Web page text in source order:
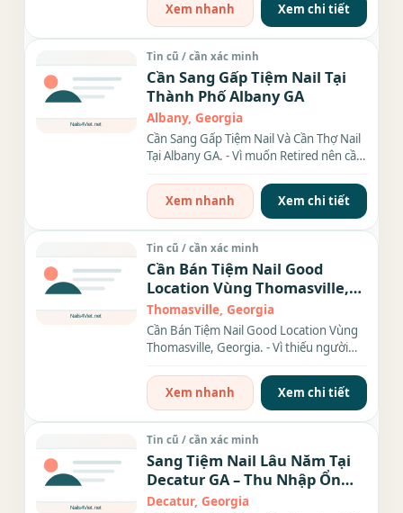
Xem nhanh
Xem chi tiết
Tin cũ / cần xác minh
Cần Sang Gấp Tiệm Nail Tại
Thành Phố Albany GA
Albany, Georgia
Cần Sang Gấp Tiệm Nail Và Cần Thợ Nail
Tại Albany GA. - Vì muốn Retired nên cần
Xem nhanh
Xem chi tiết
Tin cũ / cần xác minh
Cần Bán Tiệm Nail Good
Location Vùng Thomasville,
Georgia.
Thomasville, Georgia
Cần Bán Tiệm Nail Good Location Vùng
Thomasville, Georgia. - Vì thiếu người
Xem nhanh
Xem chi tiết
Tin cũ / cần xác minh
Sang Tiệm Nail Lâu Năm Tại
Decatur GA – Thu Nhập Ổn
Định, Rent Rẻ
Decatur, Georgia